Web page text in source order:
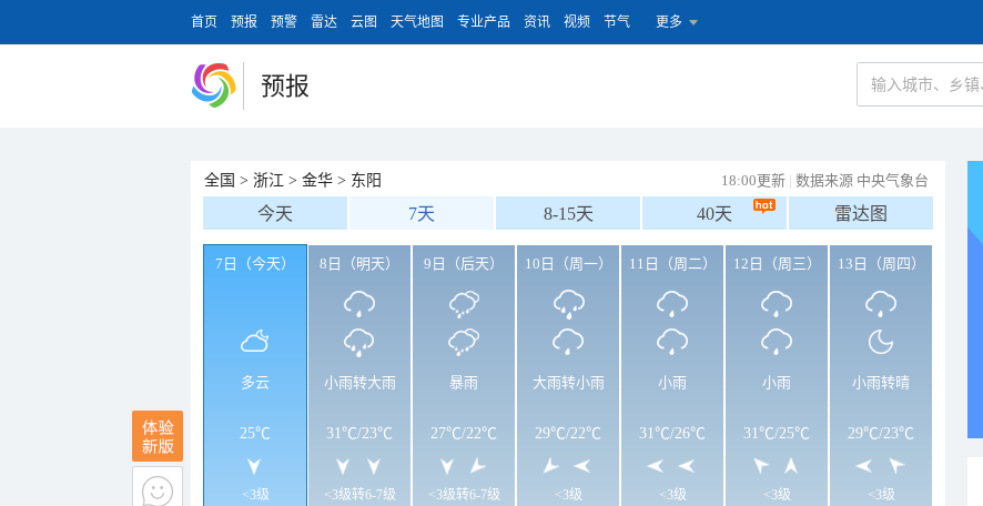
首页 预报 预警 雷达 云图 天气地图 专业产品 资讯 视频 节气 更多
预报
全国 > 浙江 > 金华 > 东阳 18:00更新 | 数据来源 中央气象台
今天 7天 8-15天 40天 雷达图
7日（今天）
多云
25℃
<3级
8日（明天）
小雨转大雨
31℃/23℃
<3级转6-7级
9日（后天）
暴雨
27℃/22℃
<3级转6-7级
10日（周一）
大雨转小雨
29℃/22℃
<3级
11日（周二）
小雨
31℃/26℃
<3级
12日（周三）
小雨
31℃/25℃
<3级
13日（周四）
小雨转晴
29℃/23℃
<3级